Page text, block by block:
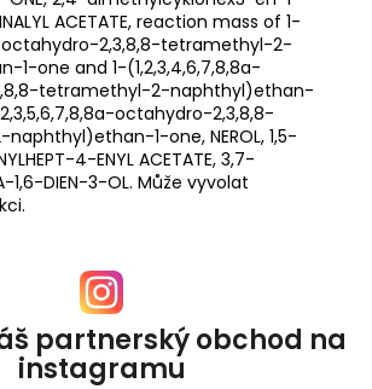
ACETATE, reaction mass of 1-
octahydro-2,3,8,8-tetramethyl-2-
1-one and 1-(1,2,3,4,6,7,8,8a-
tetramethyl-2-naphthyl)ethan-
octahydro-2,3,8,8-
1-one, NEROL, 1,5-
4-ENYL ACETATE, 3,7-
1,6-DIEN-3-OL. Může vyvolat
partnerský obchod na
instagramu